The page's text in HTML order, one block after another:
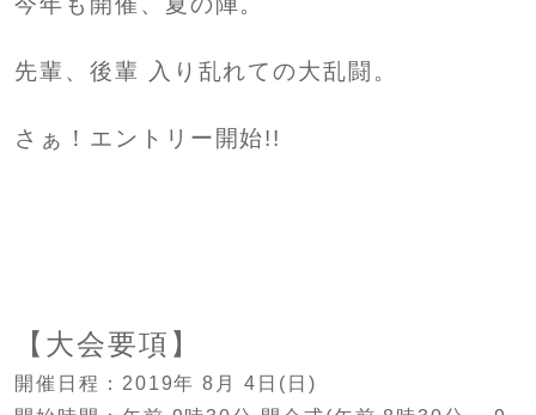
先輩、後輩 入り乱れての大乱闘。
さぁ！エントリー開始!!
【大会要項】
開催日程：2019年 8月 4日(日)